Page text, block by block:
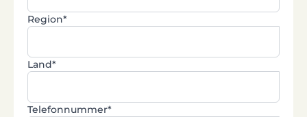
Region*
Land*
Telefonnummer*